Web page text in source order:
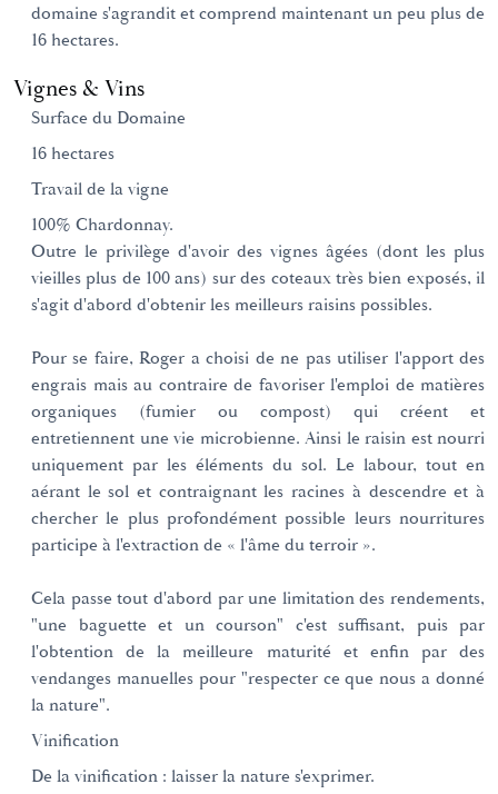
domaine s'agrandit et comprend maintenant un peu plus de
16 hectares.
Vignes & Vins
Surface du Domaine
16 hectares
Travail de la vigne
100% Chardonnay.
Outre le privilège d'avoir des vignes âgées (dont les plus
vieilles plus de 100 ans) sur des coteaux très bien exposés, il
s'agit d'abord d'obtenir les meilleurs raisins possibles.
Pour se faire, Roger a choisi de ne pas utiliser l'apport des
engrais mais au contraire de favoriser l'emploi de matières
organiques (fumier ou compost) qui créent et
entretiennent une vie microbienne. Ainsi le raisin est nourri
uniquement par les éléments du sol. Le labour, tout en
aérant le sol et contraignant les racines à descendre et à
chercher le plus profondément possible leurs nourritures
participe à l'extraction de « l'âme du terroir ».
Cela passe tout d'abord par une limitation des rendements,
"une baguette et un courson" c'est suffisant, puis par
l'obtention de la meilleure maturité et enfin par des
vendanges manuelles pour "respecter ce que nous a donné
la nature".
Vinification
De la vinification : laisser la nature s'exprimer.